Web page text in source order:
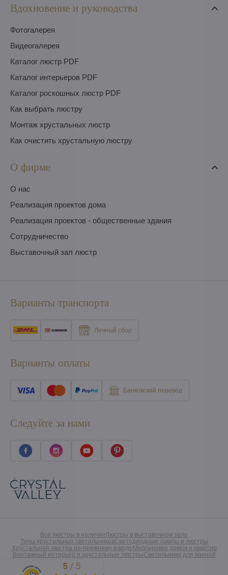
Вдохновение и руководства
Фотогалерея
Видеогалерея
Каталог люстр PDF
Каталог интерьеров PDF
Каталог роскошных люстр PDF
Как выбрать люстру
Монтаж хрустальных люстр
Как очистить хрустальную люстру
О фирме
O нас
Pеализация проектов дома
Pеализация проектов - общественные здания
Сотрудничество
Выставочный зал люстр
Варианты транспорта
Личный сбор
Варианты оплаты
Банковский перевод
Следуйте за нами
Все люстры в наличииЛюстры в выставочном зале
Типы хрустальных светильниковСветодиодные лампы и люстры
Хрустальная люстра по-прежнему в модеМеблировка домов и квартир
Винтажный интерьер и хрустальные люстрыСветильники для ванной
Excellent
5 / 5